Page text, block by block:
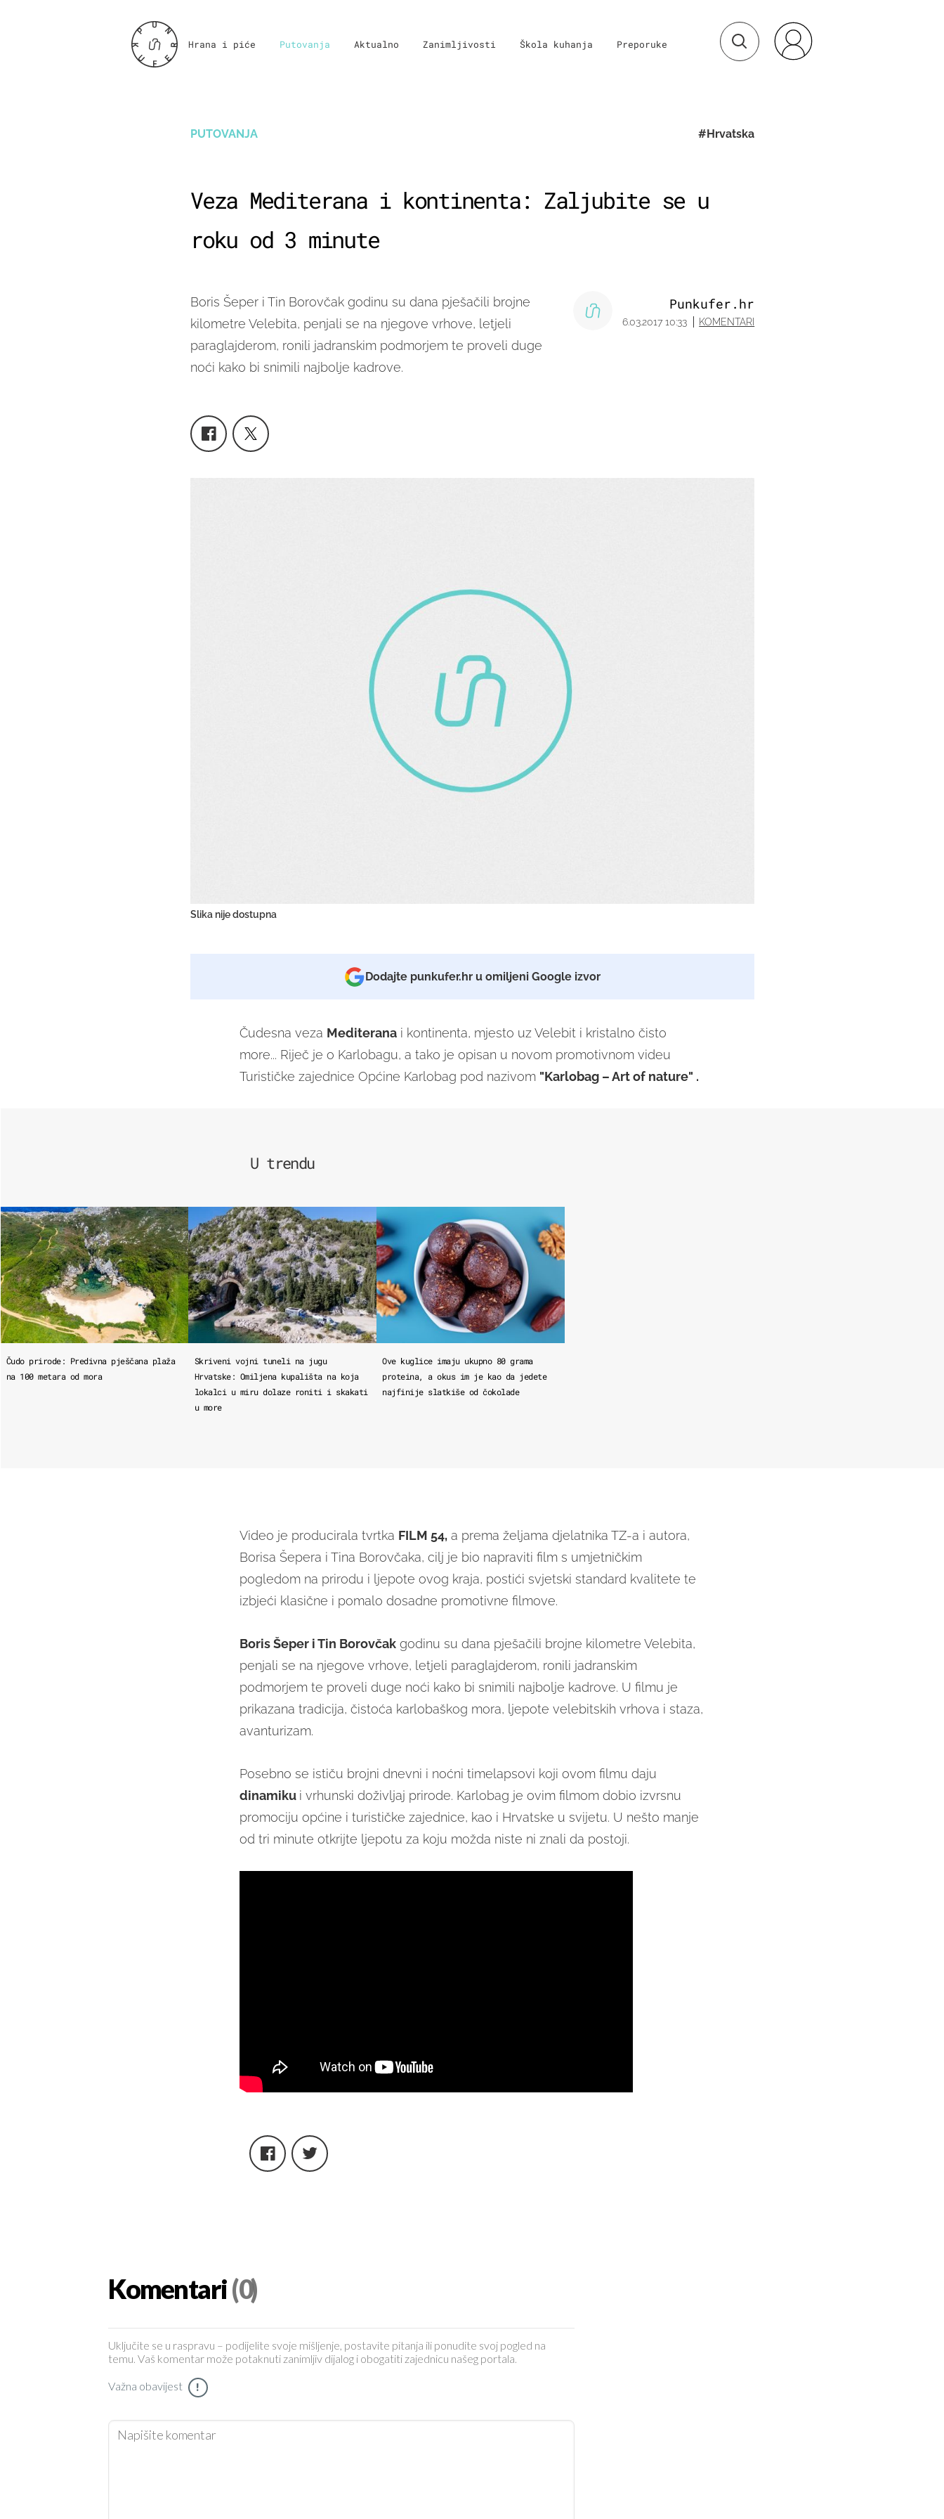
Hrana i piće Putovanja Aktualno Zanimljivosti Škola kuhanja Preporuke
PUTOVANJA #Hrvatska
Veza Mediterana i kontinenta: Zaljubite se u
roku od 3 minute
Boris Šeper i Tin Borovčak godinu su dana pješačili brojne
kilometre Velebita, penjali se na njegove vrhove, letjeli
paraglajderom, ronili jadranskim podmorjem te proveli duge
noći kako bi snimili najbolje kadrove.
Punkufer.hr
6.03.2017 10:33 KOMENTARI
Slika nije dostupna
Dodajte punkufer.hr u omiljeni Google izvor
Čudesna veza Mediteranai kontinenta, mjesto uz Velebit i kristalno čisto
more... Riječ je o Karlobagu, a tako je opisan u novom promotivnom videu
Turističke zajednice Općine Karlobag pod nazivom "Karlobag – Art of nature" .
U trendu
Čudo prirode: Predivna pješčana plaža
na 100 metara od mora
Skriveni vojni tuneli na jugu
Hrvatske: Omiljena kupališta na koja
lokalci u miru dolaze roniti i skakati
u more
Ove kuglice imaju ukupno 80 grama
proteina, a okus im je kao da jedete
najfinije slatkiše od čokolade
Video je producirala tvrtka FILM 54,a prema željama djelatnika TZ-a i autora,
Borisa Šepera i Tina Borovčaka, cilj je bio napraviti film s umjetničkim
pogledom na prirodu i ljepote ovog kraja, postići svjetski standard kvalitete te
izbjeći klasične i pomalo dosadne promotivne filmove.
Boris Šeper i Tin Borovčakgodinu su dana pješačili brojne kilometre Velebita,
penjali se na njegove vrhove, letjeli paraglajderom, ronili jadranskim
podmorjem te proveli duge noći kako bi snimili najbolje kadrove. U filmu je
prikazana tradicija, čistoća karlobaškog mora, ljepote velebitskih vrhova i staza,
avanturizam.
Posebno se ističu brojni dnevni i noćni timelapsovi koji ovom filmu daju
dinamiku i vrhunski doživljaj prirode. Karlobag je ovim filmom dobio izvrsnu
promociju općine i turističke zajednice, kao i Hrvatske u svijetu. U nešto manje
od tri minute otkrijte ljepotu za koju možda niste ni znali da postoji.
Komentari(0)
Uključite se u raspravu – podijelite svoje mišljenje, postavite pitanja ili ponudite svoj pogled na
temu. Vaš komentar može potaknuti zanimljiv dijalog i obogatiti zajednicu našeg portala.
Važna obavijest !